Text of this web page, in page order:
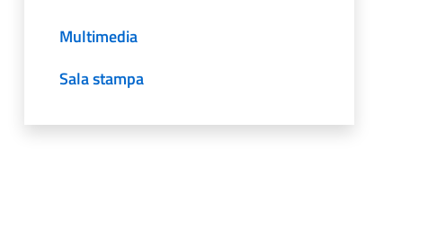
Multimedia
Sala stampa